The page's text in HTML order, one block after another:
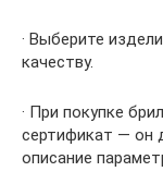
· Выберите
качеству.
· При покупке
сертификат — он
описание